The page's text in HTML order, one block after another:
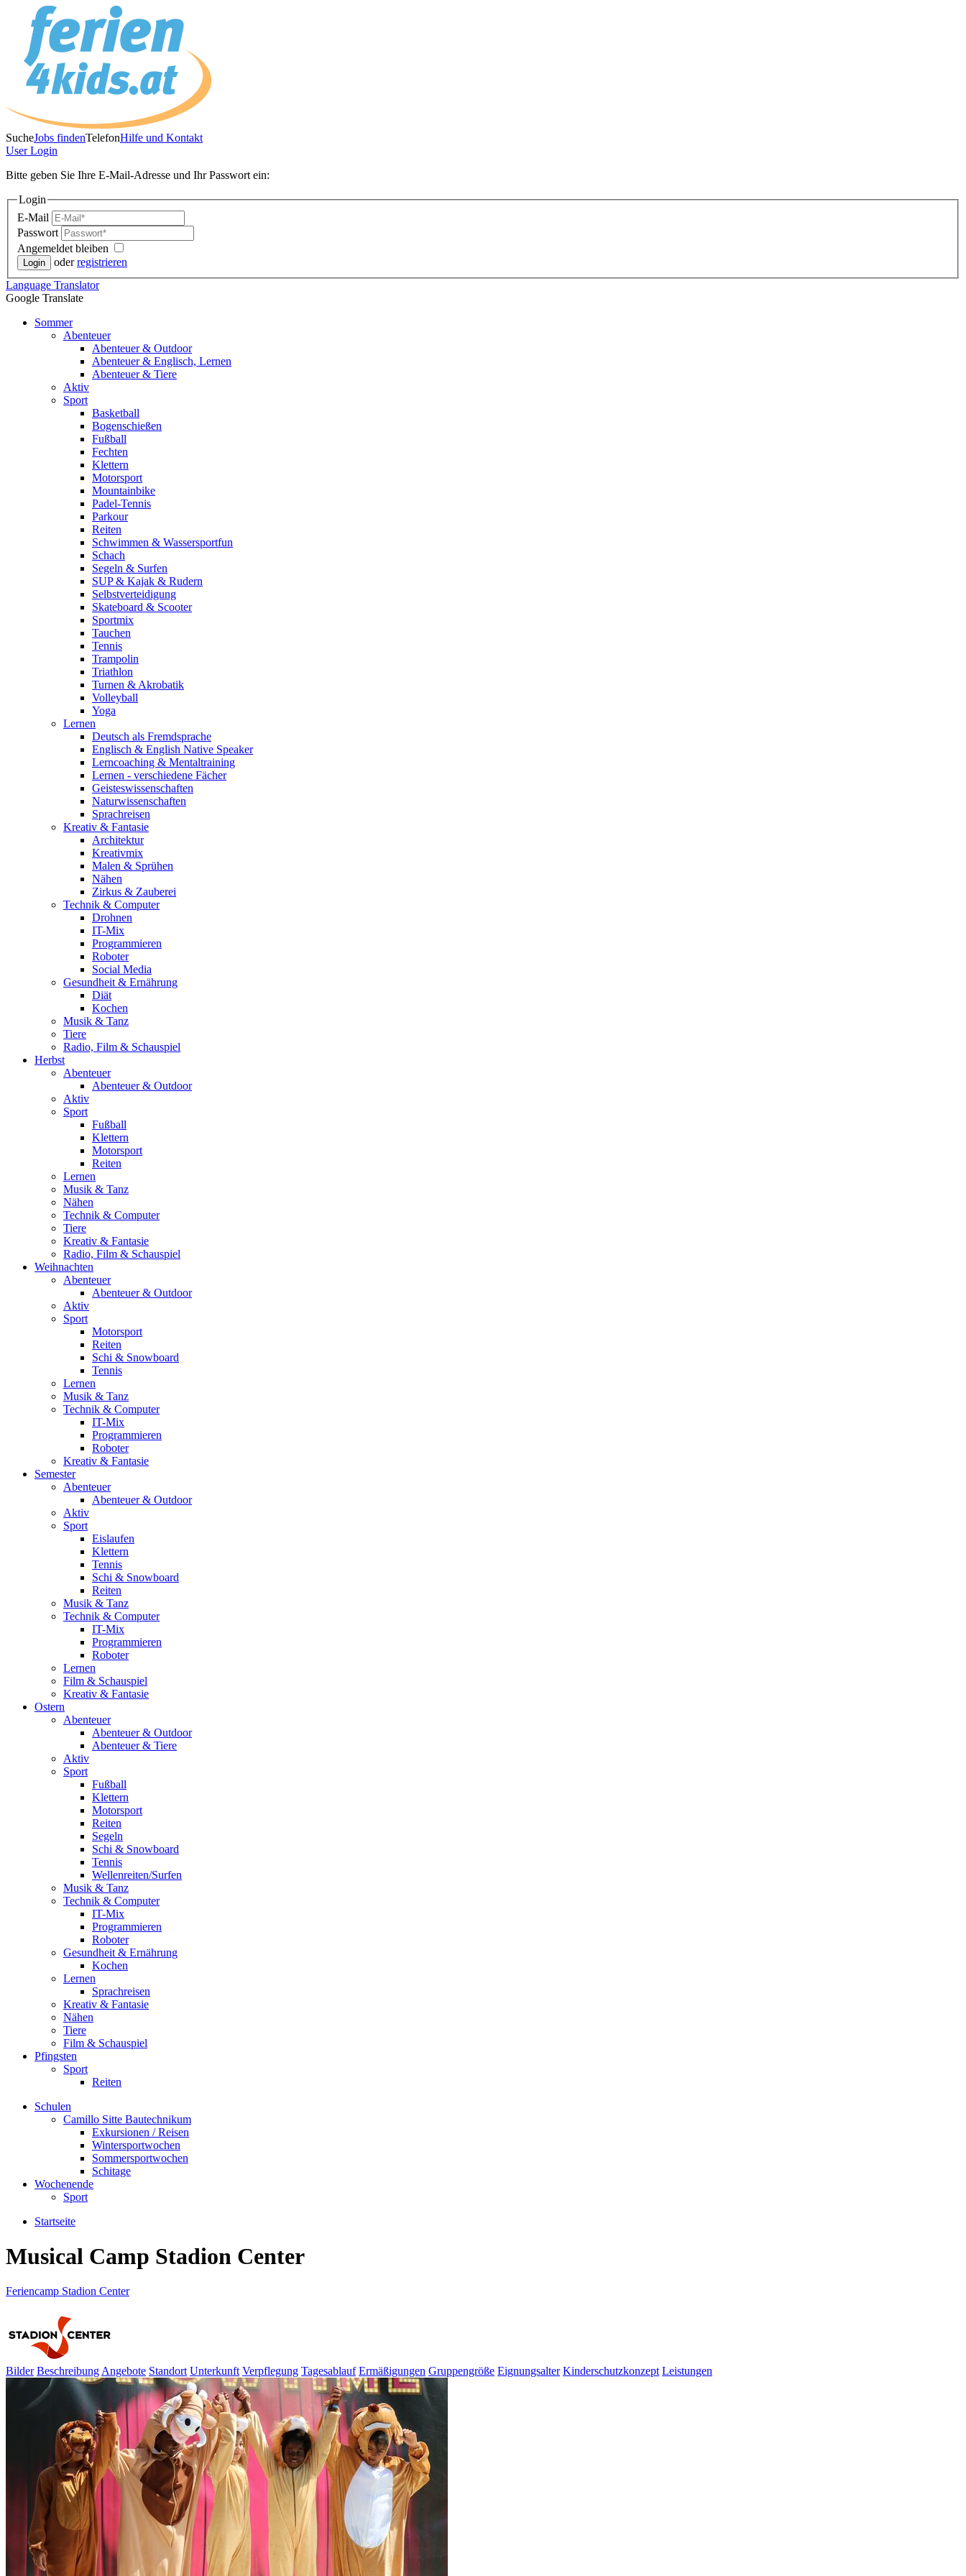
SucheJobs findenTelefonHilfe und Kontakt
UserLogin
Bitte geben Sie Ihre E-Mail-Adresse und Ihr Passwort ein:
Login
E-Mail
Passwort
Angemeldet bleiben
oderregistrieren
Language Translator
Google Translate
Sommer
Abenteuer
Abenteuer & Outdoor
Abenteuer & Englisch, Lernen
Abenteuer & Tiere
Aktiv
Sport
Basketball
Bogenschießen
Fußball
Fechten
Klettern
Motorsport
Mountainbike
Padel-Tennis
Parkour
Reiten
Schwimmen & Wassersportfun
Schach
Segeln & Surfen
SUP & Kajak & Rudern
Selbstverteidigung
Skateboard & Scooter
Sportmix
Tauchen
Tennis
Trampolin
Triathlon
Turnen & Akrobatik
Volleyball
Yoga
Lernen
Deutsch als Fremdsprache
Englisch & English Native Speaker
Lerncoaching & Mentaltraining
Lernen - verschiedene Fächer
Geisteswissenschaften
Naturwissenschaften
Sprachreisen
Kreativ & Fantasie
Architektur
Kreativmix
Malen & Sprühen
Nähen
Zirkus & Zauberei
Technik & Computer
Drohnen
IT-Mix
Programmieren
Roboter
Social Media
Gesundheit & Ernährung
Diät
Kochen
Musik & Tanz
Tiere
Radio, Film & Schauspiel
Herbst
Abenteuer
Abenteuer & Outdoor
Aktiv
Sport
Fußball
Klettern
Motorsport
Reiten
Lernen
Musik & Tanz
Nähen
Technik & Computer
Tiere
Kreativ & Fantasie
Radio, Film & Schauspiel
Weihnachten
Abenteuer
Abenteuer & Outdoor
Aktiv
Sport
Motorsport
Reiten
Schi & Snowboard
Tennis
Lernen
Musik & Tanz
Technik & Computer
IT-Mix
Programmieren
Roboter
Kreativ & Fantasie
Semester
Abenteuer
Abenteuer & Outdoor
Aktiv
Sport
Eislaufen
Klettern
Tennis
Schi & Snowboard
Reiten
Musik & Tanz
Technik & Computer
IT-Mix
Programmieren
Roboter
Lernen
Film & Schauspiel
Kreativ & Fantasie
Ostern
Abenteuer
Abenteuer & Outdoor
Abenteuer & Tiere
Aktiv
Sport
Fußball
Klettern
Motorsport
Reiten
Segeln
Schi & Snowboard
Tennis
Wellenreiten/Surfen
Musik & Tanz
Technik & Computer
IT-Mix
Programmieren
Roboter
Gesundheit & Ernährung
Kochen
Lernen
Sprachreisen
Kreativ & Fantasie
Nähen
Tiere
Film & Schauspiel
Pfingsten
Sport
Reiten
Schulen
Camillo Sitte Bautechnikum
Exkursionen / Reisen
Wintersportwochen
Sommersportwochen
Schitage
Wochenende
Sport
Startseite
Musical Camp Stadion Center
Feriencamp Stadion Center
Bilder BeschreibungAngebote Standort Unterkunft Verpflegung Tagesablauf Ermäßigungen Gruppengröße Eignungsalter Kinderschutzkonzept Leistungen